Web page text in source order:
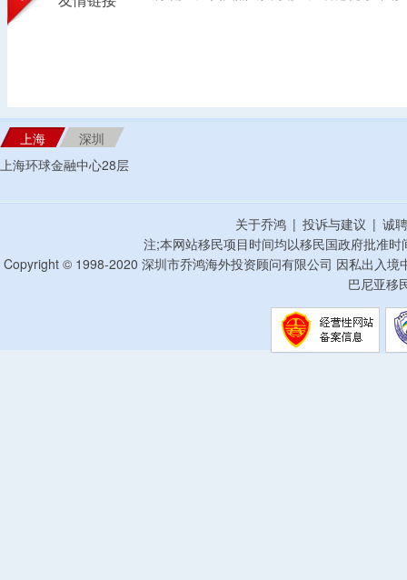
上海
深圳
上海环球金融中心28层
关于乔鸿 | 投诉与建议 | 诚
注;本网站移民项目时间均以移民国政府批准
Copyright © 1998-2020 深圳市乔鸿海外投资顾问有限公司 因私出入
巴尼亚移